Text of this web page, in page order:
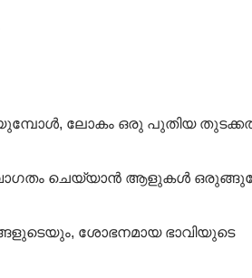
ലോകം ഒരു പുതിയ
ചെയ്യാൻ ആളുകൾ
ശോഭനമായ ഭാവിയുടെ